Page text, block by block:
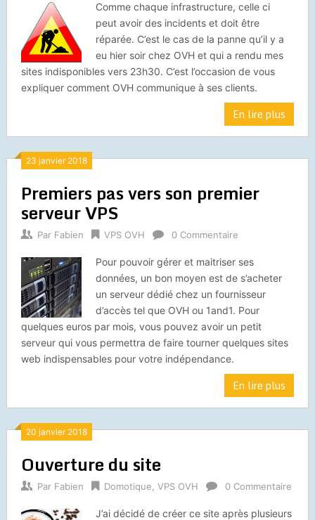
Comme chaque infrastructure, celle ci
peut avoir des incidents et doit être
réparée. C’est le cas de la panne qu’il y a
eu hier soir chez OVH et qui a rendu mes
sites indisponibles vers 23h30. C’est l’occasion de vous
expliquer comment OVH communique à ses clients.
En lire plus
23 janvier 2018
Premiers pas vers son premier
serveur VPS
Par Fabien VPS OVH 0 Commentaire
Pour pouvoir gérer et maitriser ses
données, un bon moyen est de s’acheter
un serveur dédié chez un fournisseur
d’accès tel que OVH ou 1and1. Pour
quelques euros par mois, vous pouvez avoir un petit
serveur qui vous permettra de faire tourner quelques sites
web indispensables pour votre indépendance.
En lire plus
20 janvier 2018
Ouverture du site
Par Fabien Domotique VPS OVH 0 Commentaire
J’ai décidé de créer ce site après plusieurs